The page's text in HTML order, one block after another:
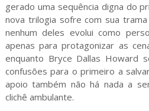
gerado uma sequência digna do
nova trilogia sofre com sua
nenhum deles evolui como
apenas para protagonizar as
enquanto Bryce Dallas Howard
confusões para o primeiro a
apoio também não há nada a
clichê ambulante.